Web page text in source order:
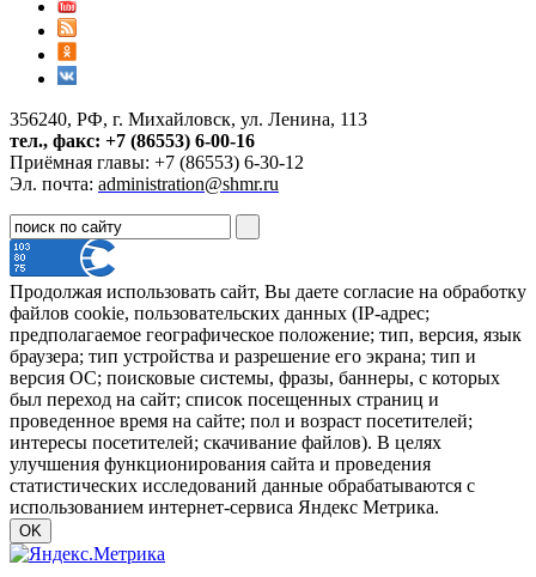
356240, РФ, г. Михайловск, ул. Ленина, 113
тел., факс: +7 (86553) 6-00-16
Приёмная главы: +7 (86553) 6-30-12
Эл. почта: administration@shmr.ru
Продолжая использовать сайт, Вы даете согласие на обработку
файлов cookie, пользовательских данных (IP-адрес;
предполагаемое географическое положение; тип, версия, язык
браузера; тип устройства и разрешение его экрана; тип и
версия ОС; поисковые системы, фразы, баннеры, с которых
был переход на сайт; список посещенных страниц и
проведенное время на сайте; пол и возраст посетителей;
интересы посетителей; скачивание файлов). В целях
улучшения функционирования сайта и проведения
статистических исследований данные обрабатываются с
использованием интернет-сервиса Яндекс Метрика.
OK